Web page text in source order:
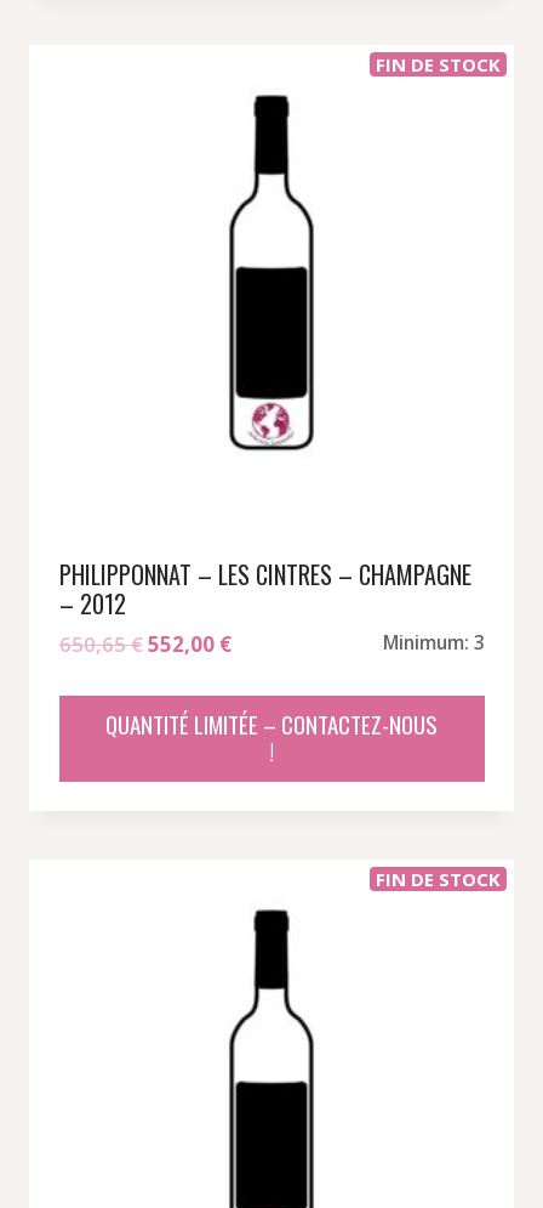
FIN DE STOCK
PHILIPPONNAT – LES CINTRES – CHAMPAGNE
– 2012
650,65€Le
initial
était :
552,00 €Le
actuel
est :
Minimum: 3
QUANTITÉ LIMITÉE – CONTACTEZ-NOUS
!
FIN DE STOCK